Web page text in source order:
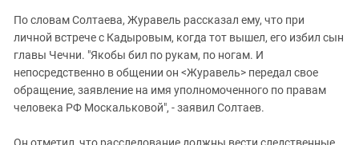
По словам Солтаева, Журавель рассказал ему, что при
личной встрече с Кадыровым, когда тот вышел, его избил сын
главы Чечни. "Якобы бил по рукам, по ногам. И
непосредственно в общении он <Журавель> передал свое
обращение, заявление на имя уполномоченного по правам
человека РФ Москальковой", - заявил Солтаев.
Он отметил, что расследование должны вести следственные